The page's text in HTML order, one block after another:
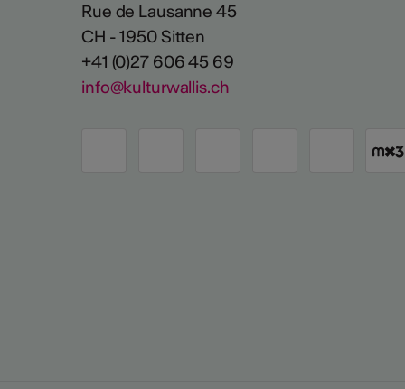
Rue de Lausanne 45
CH - 1950 Sitten
+41 (0)27 606 45 69
info@kulturwallis.ch